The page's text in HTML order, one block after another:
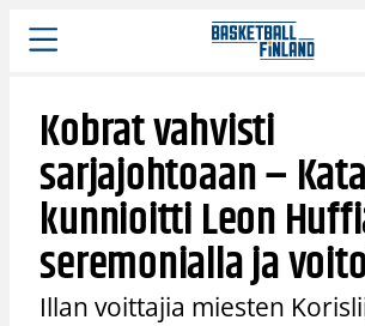
Siirry
sisältöön
Kobrat vahvisti
sarjajohtoaan –
kunnioitti Leon
seremonialla ja
Illan voittajia miesten